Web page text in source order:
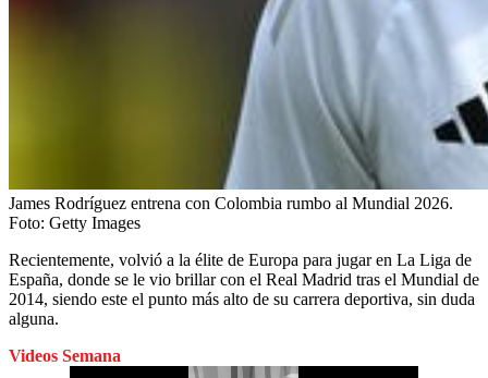
James Rodríguez entrena con Colombia rumbo al Mundial 2026.
Foto: Getty Images
Recientemente, volvió a la élite de Europa para jugar en La Liga de
España, donde se le vio brillar con el Real Madrid tras el Mundial de
2014, siendo este el punto más alto de su carrera deportiva, sin duda
alguna.
Videos Semana